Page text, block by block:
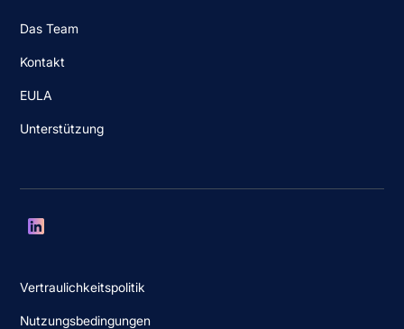
Das Team
Kontakt
EULA
Unterstützung
Vertraulichkeitspolitik
Nutzungsbedingungen